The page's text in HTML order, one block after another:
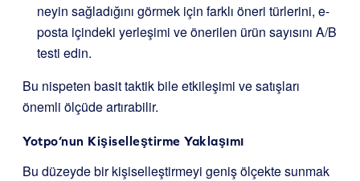
neyin sağladığını görmek için farklı öneri türlerini, e-
posta içindeki yerleşimi ve önerilen ürün sayısını A/B
testi edin.
Bu nispeten basit taktik bile etkileşimi ve satışları
önemli ölçüde artırabilir.
Yotpo’nun Kişiselleştirme Yaklaşımı
Bu düzeyde bir kişiselleştirmeyi geniş ölçekte sunmak